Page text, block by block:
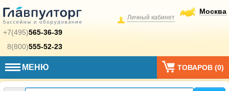
+7(495)565-36-39
8(800)555-52-23
Москва
Личный кабинет
МЕНЮ ТОВАРОВ (0)